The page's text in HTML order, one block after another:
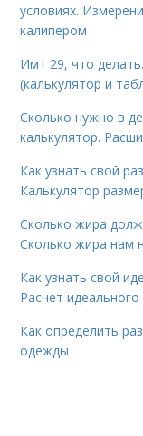
условиях.
калипером
Имт 29, что
(калькулятор и
Сколько нужно в
калькулятор.
Как узнать свой
Калькулятор
Сколько жира
Сколько жира нам
Как узнать свой
Расчет
Как определить
одежды